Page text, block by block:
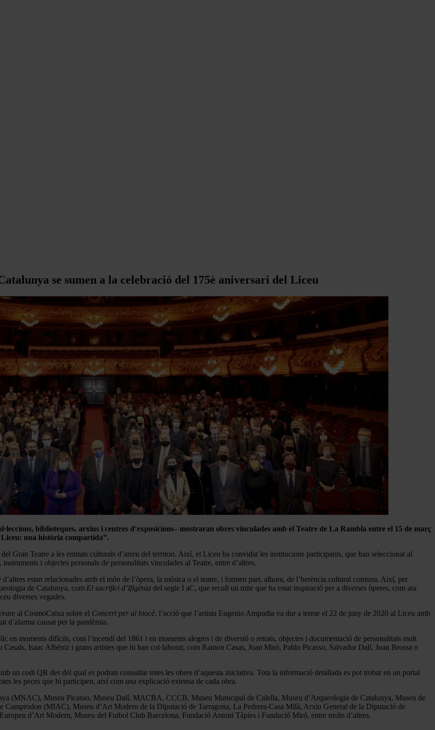
se sumen a la celebració del 175è aniversari del Liceu
biblioteques, arxius i centres d’exposicions– mostraran obres vinculades amb el Teatre de La Rambla entre el 15 de març
Liceu: una història compartida”.
Gran Teatre a les entitats culturals d’arreu del territori. Així, el Liceu ha convidat les institucions participants, que han seleccionat al
i objectes personals de personalitats vinculades al Teatre, entre d’altres.
estan relacionades amb el món de l’òpera, la música o el teatre, i formen part, alhora, de l’herència cultural comuna. Així, per
de Catalunya, com El sacrifici d’Ifigènia del segle I aC, que recull un mite que ha estat inspiració per a diverses òperes, com ara
diverses vegades.
al CosmoCaixa sobre el Concert per al biocè, l’acció que l’artista Eugenio Ampudia va dur a terme el 22 de juny de 2020 al Liceu amb
d’alarma causat per la pandèmia.
en moments difícils, com l’incendi del 1861 i en moments alegres i de diversió o retrats, objectes i documentació de personalitats molt
Isaac Albéniz i grans artistes que hi han col·laborat, com Ramon Casas, Joan Miró, Pablo Picasso, Salvador Dalí, Joan Brossa o
un codi QR des del qual es podran consultar totes les obres d’aquesta iniciativa. Tota la informació detallada es pot trobar en un portal
les peces que hi participen, així com una explicació extensa de cada obra.
(MNAC), Museu Picasso, Museu Dalí, MACBA, CCCB, Museu Municipal de Calella, Museu d’Arqueologia de Catalunya, Museu de
(MIAC), Museu d’Art Modern de la Diputació de Tarragona, La Pedrera-Casa Milà, Arxiu General de la Diputació de
d’Art Modern, Museu del Futbol Club Barcelona, Fundació Antoni Tàpies i Fundació Miró, entre molts d’altres.